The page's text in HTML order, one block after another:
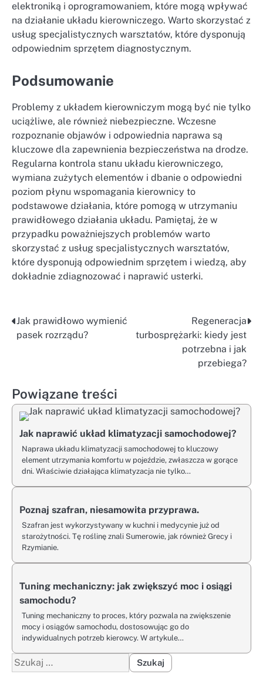
elektroniką i oprogramowaniem, które mogą wpływać
na działanie układu kierowniczego. Warto skorzystać z
usług specjalistycznych warsztatów, które dysponują
odpowiednim sprzętem diagnostycznym.
Podsumowanie
Problemy z układem kierowniczym mogą być nie tylko
uciążliwe, ale również niebezpieczne. Wczesne
rozpoznanie objawów i odpowiednia naprawa są
kluczowe dla zapewnienia bezpieczeństwa na drodze.
Regularna kontrola stanu układu kierowniczego,
wymiana zużytych elementów i dbanie o odpowiedni
poziom płynu wspomagania kierownicy to
podstawowe działania, które pomogą w utrzymaniu
prawidłowego działania układu. Pamiętaj, że w
przypadku poważniejszych problemów warto
skorzystać z usług specjalistycznych warsztatów,
które dysponują odpowiednim sprzętem i wiedzą, aby
dokładnie zdiagnozować i naprawić usterki.
Nawigacja
wpisu
Jak prawidłowo wymienić
pasek rozrządu?
Regeneracja
turbosprężarki: kiedy jest
potrzebna i jak
przebiega?
Powiązane treści
Jak naprawić układ klimatyzacji samochodowej?
Naprawa układu klimatyzacji samochodowej to kluczowy
element utrzymania komfortu w pojeździe, zwłaszcza w gorące
dni. Właściwie działająca klimatyzacja nie tylko…
Poznaj szafran, niesamowita przyprawa.
Szafran jest wykorzystywany w kuchni i medycynie już od
starożytności. Tę roślinę znali Sumerowie, jak również Grecy i
Rzymianie.
Tuning mechaniczny: jak zwiększyć moc i osiągi
samochodu?
Tuning mechaniczny to proces, który pozwala na zwiększenie
mocy i osiągów samochodu, dostosowując go do
indywidualnych potrzeb kierowcy. W artykule…
Szukaj: